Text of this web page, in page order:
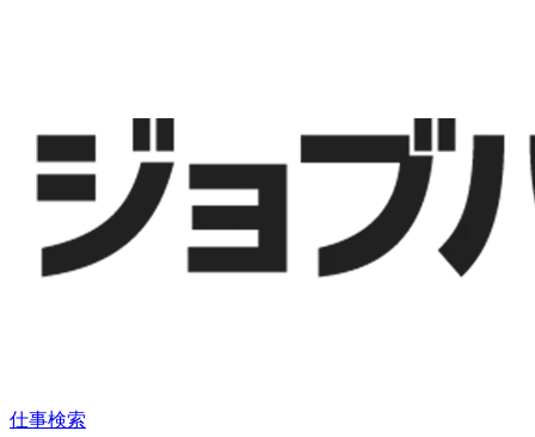
仕事検索